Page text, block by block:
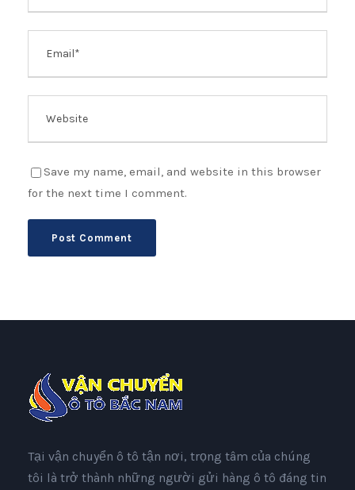
Save my name, email, and website in this browser
for the next time I comment.
Tại vận chuyển ô tô tận nơi, trọng tâm của chúng
tôi là trở thành những người gửi hàng ô tô đáng tin